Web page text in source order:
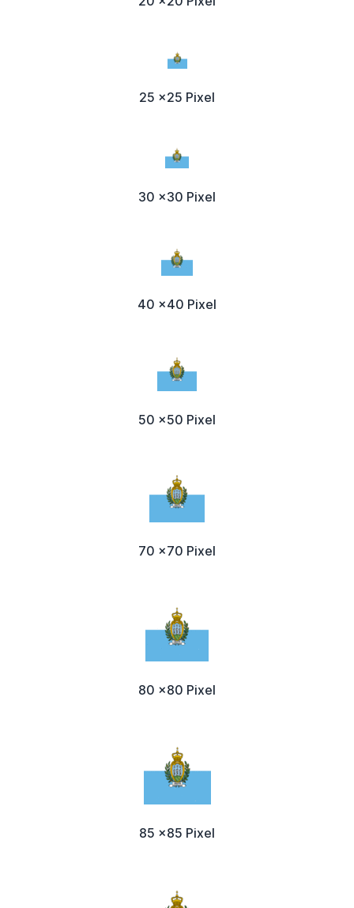
25 x25 Pixel
30 x30 Pixel
40 x40 Pixel
50 x50 Pixel
70 x70 Pixel
80 x80 Pixel
85 x85 Pixel